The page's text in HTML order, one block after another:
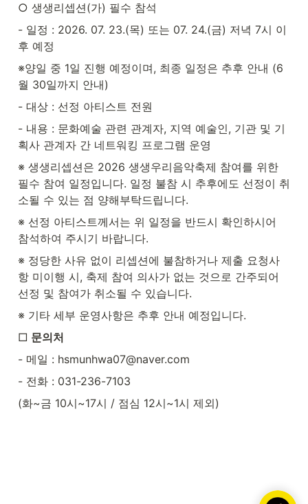
○ 생생리셉션(가) 필수 참석
- 일정 : 2026. 07. 23.(목) 또는 07. 24.(금) 저녁 7시 이
후 예정
※양일 중 1일 진행 예정이며, 최종 일정은 추후 안내 (6
월 30일까지 안내)
- 대상 : 선정 아티스트 전원
- 내용 : 문화예술 관련 관계자, 지역 예술인, 기관 및 기
획사 관계자 간 네트워킹 프로그램 운영
※ 생생리셉션은 2026 생생우리음악축제 참여를 위한
필수 참여 일정입니다. 일정 불참 시 추후에도 선정이 취
소될 수 있는 점 양해부탁드립니다.
※ 선정 아티스트께서는 위 일정을 반드시 확인하시어
참석하여 주시기 바랍니다.
※ 정당한 사유 없이 리셉션에 불참하거나 제출 요청사
항 미이행 시, 축제 참여 의사가 없는 것으로 간주되어
선정 및 참여가 취소될 수 있습니다.
※ 기타 세부 운영사항은 추후 안내 예정입니다.
□ 문의처
- 메일 : hsmunhwa07@naver.com
- 전화 : 031-236-7103
(화~금 10시~17시 / 점심 12시~1시 제외)